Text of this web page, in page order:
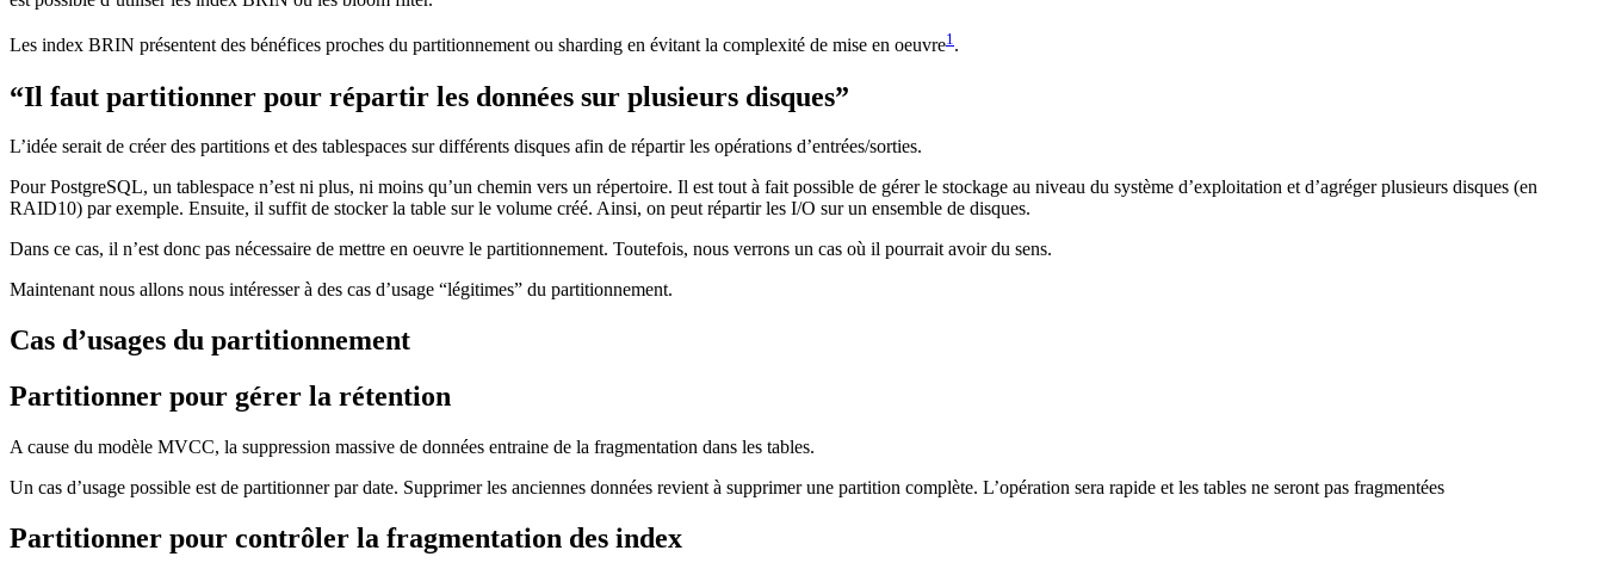
Les index BRIN présentent des bénéfices proches du partitionnement ou sharding en évitant la complexité de mise en oeuvre1.
“Il faut partitionner pour répartir les données sur plusieurs disques”
L’idée serait de créer des partitions et des tablespaces sur différents disques afin de répartir les opérations d’entrées/sorties.
Pour PostgreSQL, un tablespace n’est ni plus, ni moins qu’un chemin vers un répertoire. Il est tout à fait possible de gérer le stockage au niveau du système d’exploitation et d’agréger plusieurs disques (en
RAID10) par exemple. Ensuite, il suffit de stocker la table sur le volume créé. Ainsi, on peut répartir les I/O sur un ensemble de disques.
Dans ce cas, il n’est donc pas nécessaire de mettre en oeuvre le partitionnement. Toutefois, nous verrons un cas où il pourrait avoir du sens.
Maintenant nous allons nous intéresser à des cas d’usage “légitimes” du partitionnement.
Cas d’usages du partitionnement
Partitionner pour gérer la rétention
A cause du modèle MVCC, la suppression massive de données entraine de la fragmentation dans les tables.
Un cas d’usage possible est de partitionner par date. Supprimer les anciennes données revient à supprimer une partition complète. L’opération sera rapide et les tables ne seront pas fragmentées
Partitionner pour contrôler la fragmentation des index